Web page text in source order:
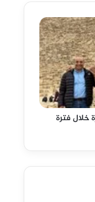
خلال فترة